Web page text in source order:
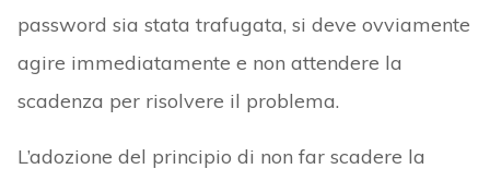
password sia stata trafugata, si deve ovviamente
agire immediatamente e non attendere la
scadenza per risolvere il problema.
L’adozione del principio di non far scadere la